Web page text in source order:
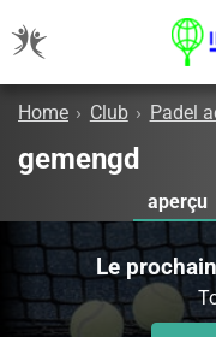
Home › Club › Padel
gemengd
aperçu
Le